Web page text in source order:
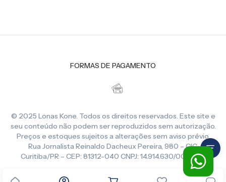
FORMAS DE PAGAMENTO
© 2025 Lonas Kone. Todos os direitos reservados. Este site e
seu conteúdo não podem ser reproduzidos sem autorização.
Preços e estoques sujeitos a alterações sem aviso prévio.
Rua Jornalista Reinaldo Dacheux Pereira, 980 – CIC,
Curitiba/PR – CEP: 81312-040 CNPJ: 14.914.630/0001-86